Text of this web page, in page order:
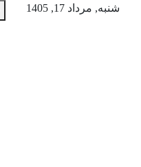
شنبه, مرداد 17, 1405